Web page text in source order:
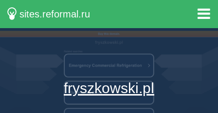
sites.reformal.ru
fryszkowski.pl